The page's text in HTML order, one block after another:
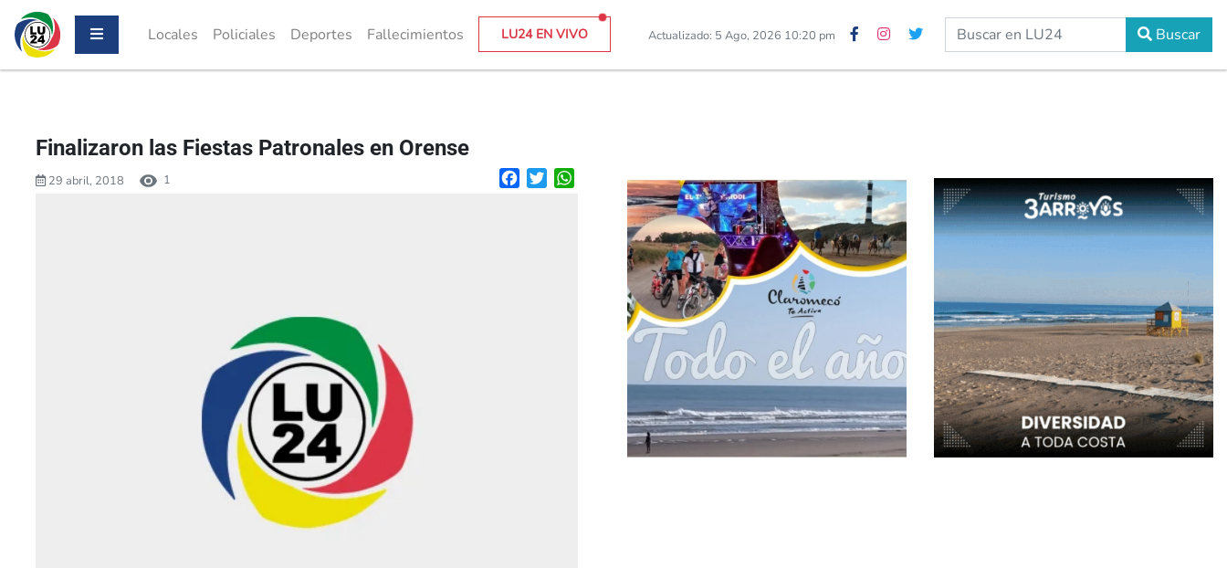
Locales Policiales Deportes Fallecimientos LU24 EN VIVO Actualizado: 5 Ago, 2026 10:20 pm Buscar
Finalizaron las Fiestas Patronales en Orense
29 abril, 2018 1 FacebookTwitterWhatsApp